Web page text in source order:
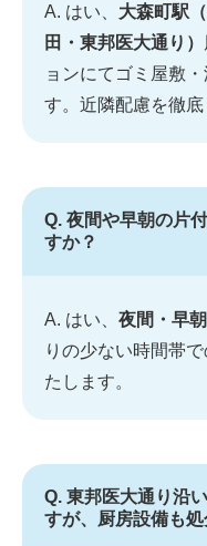
A. はい、 大森町駅
田・東邦医大通り）
ョンにてゴミ屋敷
す。近隣配慮を徹底
Q. 夜間や早朝の片
すか？
A. はい、 夜間・早
りの少ない時間帯
たします。
Q. 東邦医大通り沿
すが、厨房設備も